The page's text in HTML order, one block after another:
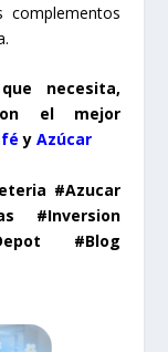
necesita,
el mejor
y Azúcar
#Azucar
#Inversion
#Blog